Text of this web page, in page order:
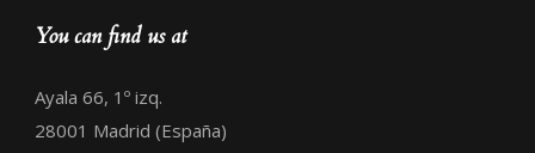
You can find us at
Ayala 66, 1º izq.
28001 Madrid (España)